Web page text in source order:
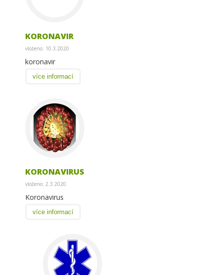
KORONAVIR
vloženo: 10.3.2020
koronavir
více informací
KORONAVIRUS
vloženo: 2.3.2020
Koronavirus
více informací